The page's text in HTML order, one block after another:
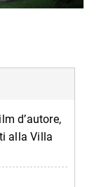
d’autore,
alla Villa